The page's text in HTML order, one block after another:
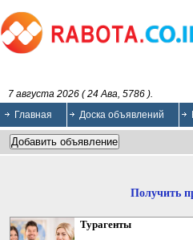
7 августа 2026 ( 24 Ава, 5786 ).
Главная
Доска объявлений
Получить
Турагенты